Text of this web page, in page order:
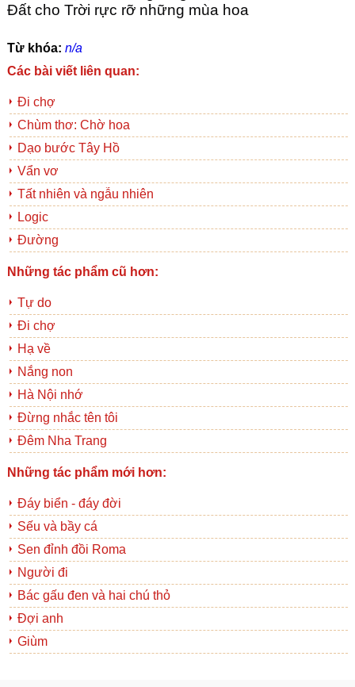
Đất cho Trời rực rỡ những mùa hoa
Từ khóa: n/a
Các bài viết liên quan:
Đi chợ
Chùm thơ: Chờ hoa
Dạo bước Tây Hồ
Vẩn vơ
Tất nhiên và ngẫu nhiên
Logic
Đường
Những tác phẩm cũ hơn:
Tự do
Đi chợ
Hạ về
Nắng non
Hà Nội nhớ
Đừng nhắc tên tôi
Đêm Nha Trang
Những tác phẩm mới hơn:
Đáy biển - đáy đời
Sếu và bầy cá
Sen đỉnh đồi Roma
Người đi
Bác gấu đen và hai chú thỏ
Đợi anh
Giùm